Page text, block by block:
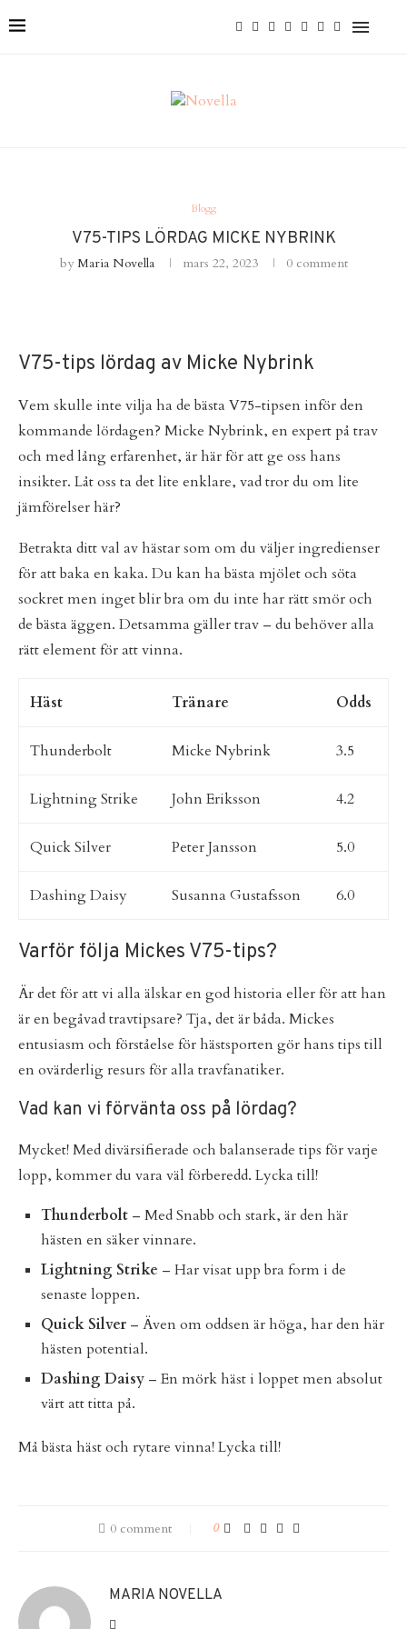
Blogg
V75-TIPS LÖRDAG MICKE NYBRINK
byMaria Novella mars 22, 2023 0 comment
V75-tips lördag av Micke Nybrink
Vem skulle inte vilja ha de bästa V75-tipsen inför den
kommande lördagen? Micke Nybrink, en expert på trav
och med lång erfarenhet, är här för att ge oss hans
insikter. Låt oss ta det lite enklare, vad tror du om lite
jämförelser här?
Betrakta ditt val av hästar som om du väljer ingredienser
för att baka en kaka. Du kan ha bästa mjölet och söta
sockret men inget blir bra om du inte har rätt smör och
de bästa äggen. Detsamma gäller trav – du behöver alla
rätt element för att vinna.
Häst Tränare Odds
Thunderbolt Micke Nybrink 3.5
Lightning Strike John Eriksson 4.2
Quick Silver Peter Jansson 5.0
Dashing Daisy Susanna Gustafsson 6.0
Varför följa Mickes V75-tips?
Är det för att vi alla älskar en god historia eller för att han
är en begåvad travtipsare? Tja, det är båda. Mickes
entusiasm och förståelse för hästsporten gör hans tips till
en ovärderlig resurs för alla travfanatiker.
Vad kan vi förvänta oss på lördag?
Mycket! Med divärsifierade och balanserade tips för varje
lopp, kommer du vara väl förberedd. Lycka till!
Thunderbolt – Med Snabb och stark, är den här
hästen en säker vinnare.
Lightning Strike – Har visat upp bra form i de
senaste loppen.
Quick Silver – Även om oddsen är höga, har den här
hästen potential.
Dashing Daisy – En mörk häst i loppet men absolut
värt att titta på.
Må bästa häst och rytare vinna! Lycka till!
0 comment 0
MARIA NOVELLA